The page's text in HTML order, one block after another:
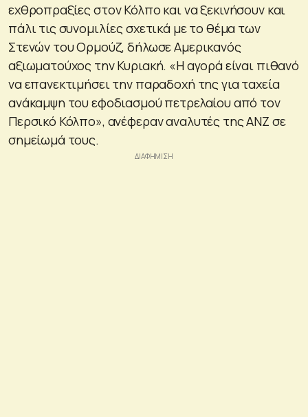
εχθροπραξίες στον Κόλπο και να ξεκινήσουν και
πάλι τις συνομιλίες σχετικά με το θέμα των
Στενών του Ορμούζ, δήλωσε Αμερικανός
αξιωματούχος την Κυριακή. «Η αγορά είναι πιθανό
να επανεκτιμήσει την παραδοχή της για ταχεία
ανάκαμψη του εφοδιασμού πετρελαίου από τον
Περσικό Κόλπο», ανέφεραν αναλυτές της ANZ σε
σημείωμά τους.